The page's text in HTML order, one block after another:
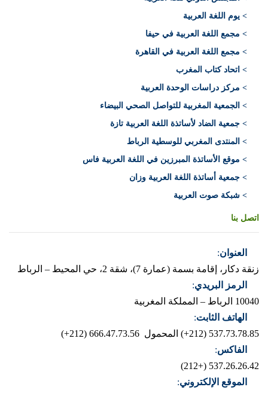
> يوم اللغة العربية
> مجمع اللغة العربية في حيفا
> مجمع اللغة العربية في القاهرة
> اتحاد كتاب المغرب
> مركز دراسات الوحدة العربية
> الجمعية المغربية للتواصل الصحي البيضاء
> جمعية الضاد لأساتذة اللغة العربية تازة
> المنتدى المغربي للوسطية الرباط
> موقع الأساتذة المبرزين في اللغة العربية فاس
> جمعية أساتذة اللغة العربية وزان
> شبكة صوت العربية
اتصل بنا
العنوان:
زنقة دكار، إقامة بسمة (عمارة 7)، شقة 2، حي المحيط – الرباط
الرمز البريدي:
10040 الرباط – المملكة المغربية
الهاتف الثابت:
537.73.78.85 (212+)
المحمول 666.47.73.56 (212+)
الفاكس:
537.26.26.42 (+212)
الموقع الإلكتروني: